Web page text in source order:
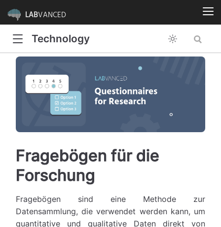
LABVANCED
Technology
Fragebögen für die
Forschung
Fragebögen sind eine Methode zur
Datensammlung, die verwendet werden kann, um
quantitative und qualitative Daten direkt von